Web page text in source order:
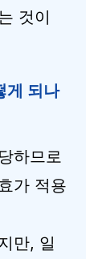
것이
게 되나
하므로
가 적용
만, 일